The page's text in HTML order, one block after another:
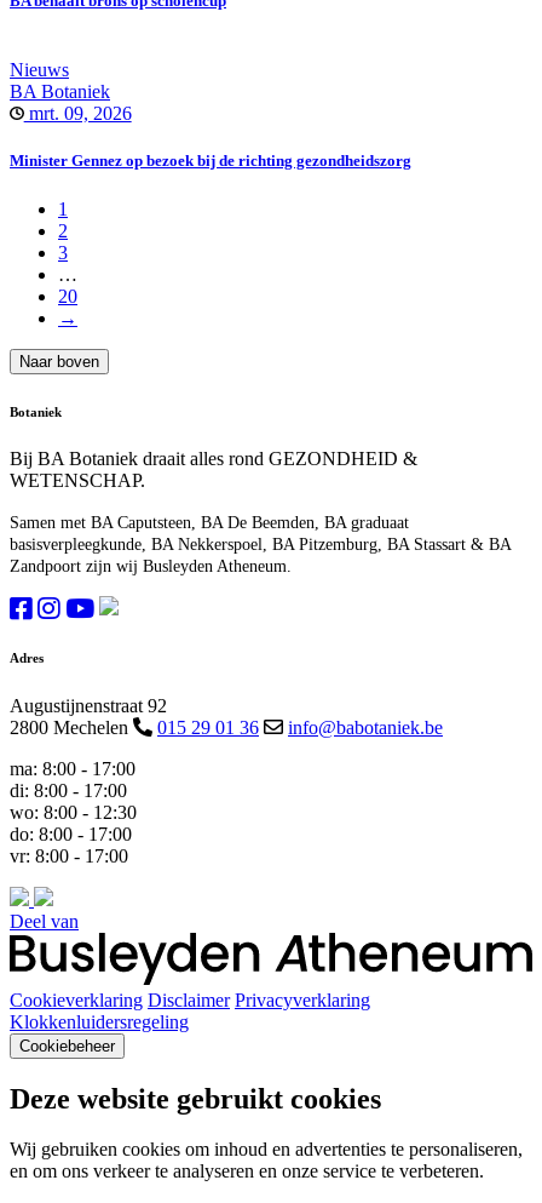
Nieuws
BA Botaniek
mrt. 09, 2026
Minister Gennez op bezoek bij de richting gezondheidszorg
1
2
3
…
20
→
Naar boven
Botaniek
Bij BA Botaniek draait alles rond GEZONDHEID &
WETENSCHAP.
Samen met BA Caputsteen, BA De Beemden, BA graduaat
basisverpleegkunde, BA Nekkerspoel, BA Pitzemburg, BA Stassart & BA
Zandpoort zijn wij Busleyden Atheneum.
Adres
Augustijnenstraat 92
2800 Mechelen
015 29 01 36
info@babotaniek.be
ma: 8:00 - 17:00
di: 8:00 - 17:00
wo: 8:00 - 12:30
do: 8:00 - 17:00
vr: 8:00 - 17:00
Deel van
Cookieverklaring Disclaimer Privacyverklaring
Klokkenluidersregeling
Cookiebeheer
Deze website gebruikt cookies
Wij gebruiken cookies om inhoud en advertenties te personaliseren,
en om ons verkeer te analyseren en onze service te verbeteren.